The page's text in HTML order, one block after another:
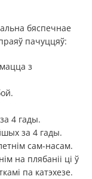
бяспечнае
пачуццяў:
з
4 гады.
за 4 гады.
сам-насам.
на плябаніі ці ў
па катэхезе.